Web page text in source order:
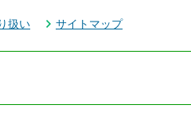
扱い サイトマップ